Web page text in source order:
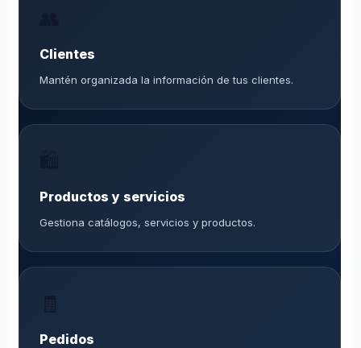
Clientes
Mantén organizada la información de tus clientes.
Productos y servicios
Gestiona catálogos, servicios y productos.
Pedidos